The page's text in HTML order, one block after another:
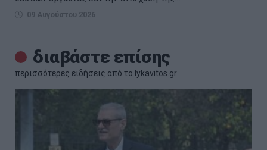
09 Αυγούστου 2026
διαβάστε επίσης
περισσότερες ειδήσεις από το lykavitos.gr